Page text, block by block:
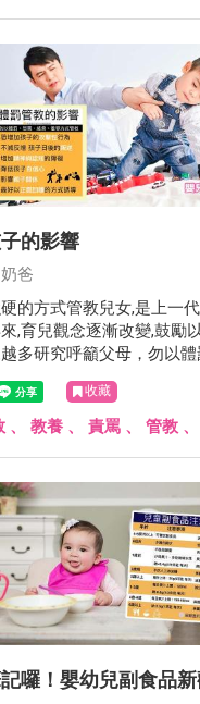
的影響
爸
的方式管教兒女,是上一
,育兒觀念逐漸改變,鼓勵
多研究呼籲父母，勿以體
子。
收藏
、 教養 、 責罵 、 管教 、
囉！嬰幼兒副食品